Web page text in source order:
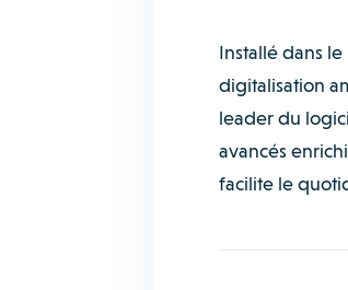
Installé dans
digitalisation
leader du
avancés
facilite le